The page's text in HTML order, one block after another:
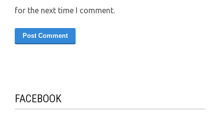
for the next time I comment.
FACEBOOK